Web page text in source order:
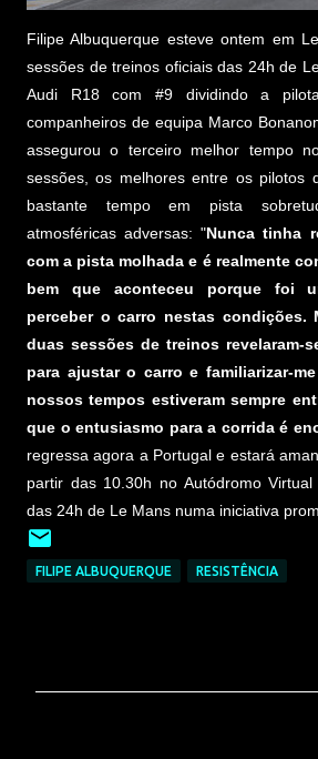
Filipe Albuquerque esteve ontem em
sessões de treinos oficiais das 24h de
Audi R18 com #9 dividindo a
companheiros de equipa Marco
assegurou o terceiro melhor tempo
sessões, os melhores entre os pilotos
bastante tempo em pista
atmosféricas adversas: "Nunca tinha
com a pista molhada e é realmente
bem que aconteceu porque foi
perceber o carro nestas condições.
duas sessões de treinos revelaram-
para ajustar o carro e familiarizar-
nossos tempos estiveram sempre
que o entusiasmo para a corrida é
regressa agora a Portugal e estará
partir das 10.30h no Autódromo
das 24h de Le Mans numa iniciativa
FILIPE ALBUQUERQUE RESISTÊNCIA